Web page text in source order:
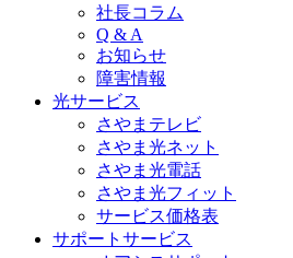
社長コラム
Q & A
お知らせ
障害情報
光サービス
さやまテレビ
さやま光ネット
さやま光電話
さやま光フィット
サービス価格表
サポートサービス